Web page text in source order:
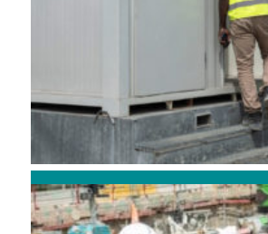
CELLULES & MODULES